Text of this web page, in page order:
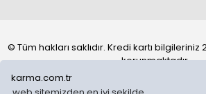
karma.com.tr
© Tüm hakları saklıdır. Kredi kartı bilgileriniz
korunmaktadır.